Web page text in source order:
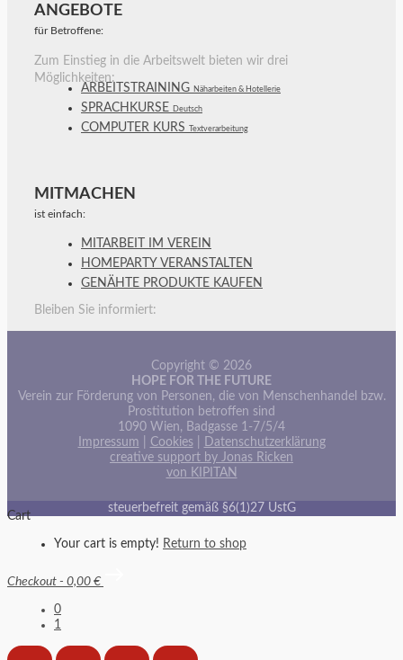
ANGEBOTE
für Betroffene:
Zum Einstieg in die Arbeitswelt bieten wir drei
Möglichkeiten:
ARBEITSTRAINING Näharbeiten & Hotellerie
SPRACHKURSE Deutsch
COMPUTER KURS Textverarbeitung
MITMACHEN
ist einfach:
MITARBEIT IM VEREIN
HOMEPARTY VERANSTALTEN
GENÄHTE PRODUKTE KAUFEN
Bleiben Sie informiert:
Copyright © 2026
HOPE FOR THE FUTURE
Verein zur Förderung von Personen, die von Menschenhandel bzw.
Prostitution betroffen sind
1090 Wien, Badgasse 1-7/5/4
Impressum
Cookies|
Datenschutzerklärung
creative support by Jonas Ricken
von KIPITAN
steuerbefreit gemäß §6(1)27 UstG
Cart
Your cart is empty! Return to shop
Checkout - 0,00 €
0
1